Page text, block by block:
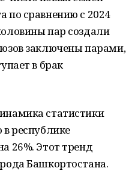
по сравнению с 2024
пар создали
заключены парами,
в брак
статистики
в республике
26%. Этот тренд
Башкортостана.